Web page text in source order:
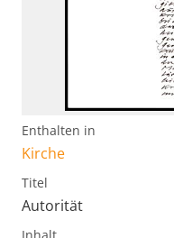
Enthalten in
Kirche
Titel
Autorität